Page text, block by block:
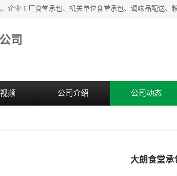
司
频 公司介绍 公司动态
大朗食堂承